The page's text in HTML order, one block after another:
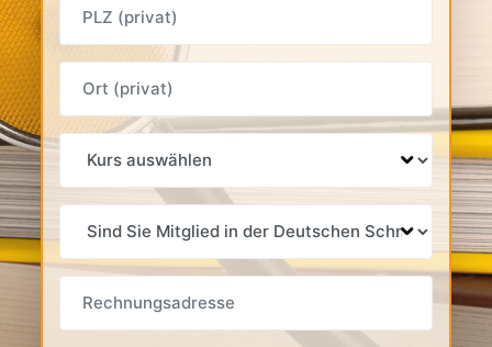
SCHMERZPHYSIOTHERAPIE